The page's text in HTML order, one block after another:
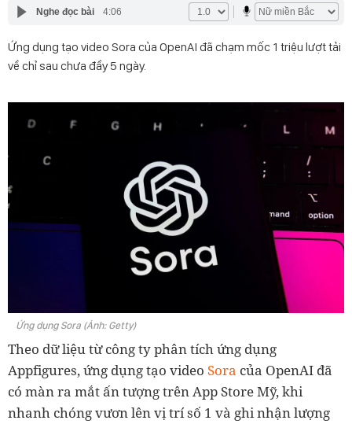
Nghe đọc bài 4:06
Ứng dụng tạo video Sora của OpenAI đã chạm mốc 1 triệu lượt tải
về chỉ sau chưa đầy 5 ngày.
Ứng dụng Sora (Ảnh: Getty)
Theo dữ liệu từ công ty phân tích ứng dụng
Appfigures, ứng dụng tạo video Sora của OpenAI đã
có màn ra mắt ấn tượng trên App Store Mỹ, khi
nhanh chóng vươn lên vị trí số 1 và ghi nhận lượng